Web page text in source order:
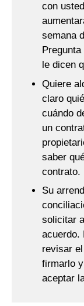
con
semana
le dicen
Quiere
claro
cuándo
un
saber
contrato.
Su
solicitar
acuerdo.
revisar
firmarlo
aceptar